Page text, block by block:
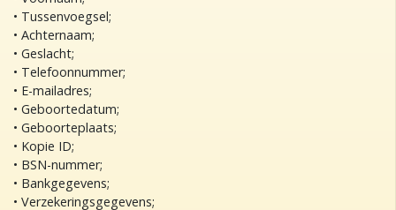
• Tussenvoegsel;
• Achternaam;
• Geslacht;
• Telefoonnummer;
• E-mailadres;
• Geboortedatum;
• Geboorteplaats;
• Kopie ID;
• BSN-nummer;
• Bankgegevens;
• Verzekeringsgegevens;